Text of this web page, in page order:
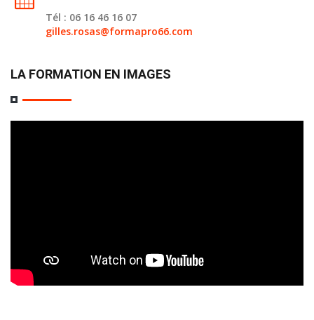
Tél : 06 16 46 16 07
gilles.rosas@formapro66.com
LA FORMATION EN IMAGES